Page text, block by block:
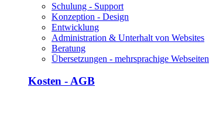
Schulung - Support
Konzeption - Design
Entwicklung
Administration & Unterhalt von Websites
Beratung
Übersetzungen - mehrsprachige Webseiten
Kosten - AGB